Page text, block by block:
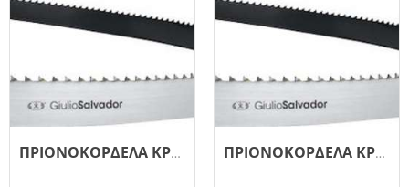
ΠΡΙΟΝΟΚΟΡΔΕΛΑ ΚΡΕΑΤΟΣ 1720.19mm G.SALVADOR 4TPI ΠΡΙΟΝΟΚΟΡΔΕΛΑ ΚΡΕΑΤΟΣ 1840.19mm G.SALVADOR 4TPI